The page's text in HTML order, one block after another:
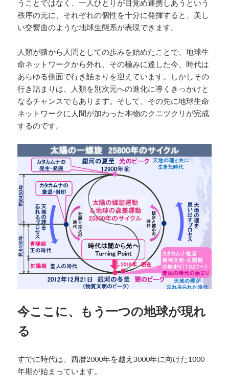
うことではなく、一人ひとりが目覚め連携しあうという
秩序の元に、それぞれの個性を十分に発揮すると、美し
い交響曲のような地球生態系が表現できます。
人類が猿から人間としての歩みを始めたことで、地球生
命ネットワークから外れ、その極みに達した今、時代は
あらゆる側面で行き詰まりを迎えています。しかしその
行き詰まりは、人類を別次元への進化に導くきっかけと
なるチャンスでもあります。そして、その先に地球生命
ネットワークに人間が加わった本物のクニツクリが完成
するのです。
今ここに、もう一つの地球が現れ
る
すでに時代は、西暦2000年を越え3000年に向けた1000
年期が始まっています。